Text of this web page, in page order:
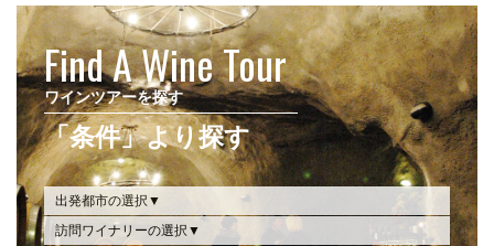
Find A Wine Tour
ワインツアーを探す
「条件」より探す